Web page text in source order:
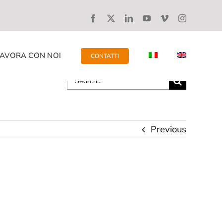
CON NOI CONTATTI
Search
for:
Previous